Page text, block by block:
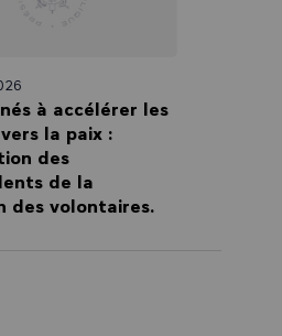
à accélérer les
la paix :
des
de la
des volontaires.